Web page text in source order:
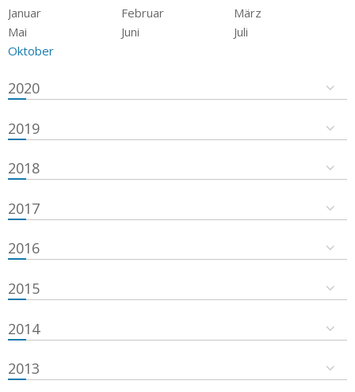
Januar Februar
März
Mai
Juni
Juli
Oktober
2020
2019
2018
2017
2016
2015
2014
2013